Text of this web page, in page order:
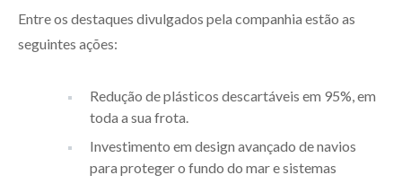
Entre os destaques divulgados pela companhia estão as
seguintes ações:
Redução de plásticos descartáveis em 95%, em
toda a sua frota.
Investimento em design avançado de navios
para proteger o fundo do mar e sistemas